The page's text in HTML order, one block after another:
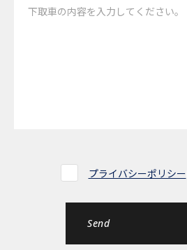
プライバシーポリシー